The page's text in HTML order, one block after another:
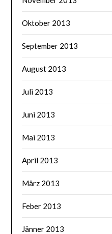
Oktober 2013
September 2013
August 2013
Juli 2013
Juni 2013
Mai 2013
April 2013
März 2013
Feber 2013
Jänner 2013